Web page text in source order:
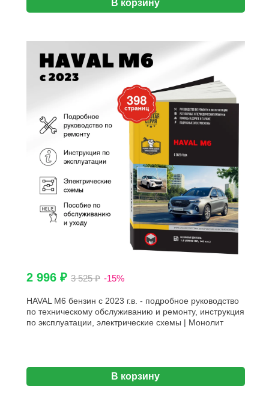
В корзину
2 996 ₽ 3 525 ₽ -15%
HAVAL M6 бензин с 2023 г.в. - подробное руководство
по техническому обслуживанию и ремонту, инструкция
по эксплуатации, электрические схемы | Монолит
В корзину